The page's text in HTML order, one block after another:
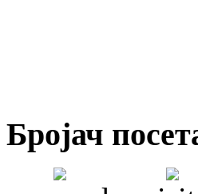
Бројач